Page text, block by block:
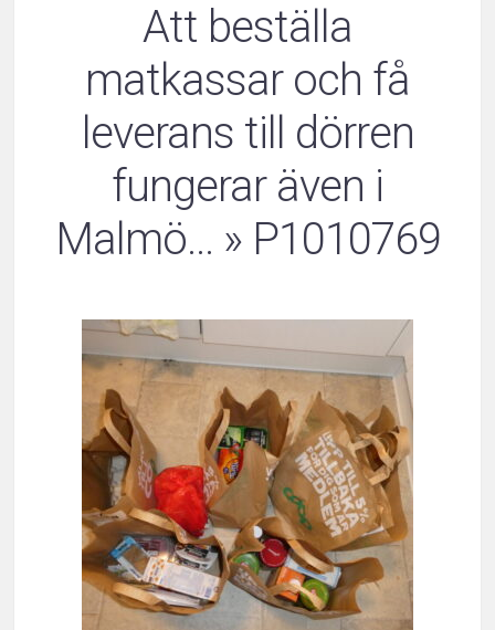
Att beställa
matkassar och få
leverans till dörren
fungerar även i
Malmö… » P1010769